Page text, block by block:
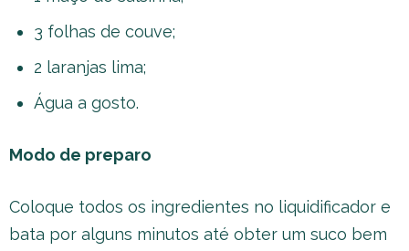
3 folhas de couve;
2 laranjas lima;
Água a gosto.
Modo de preparo
Coloque todos os ingredientes no liquidificador e
bata por alguns minutos até obter um suco bem